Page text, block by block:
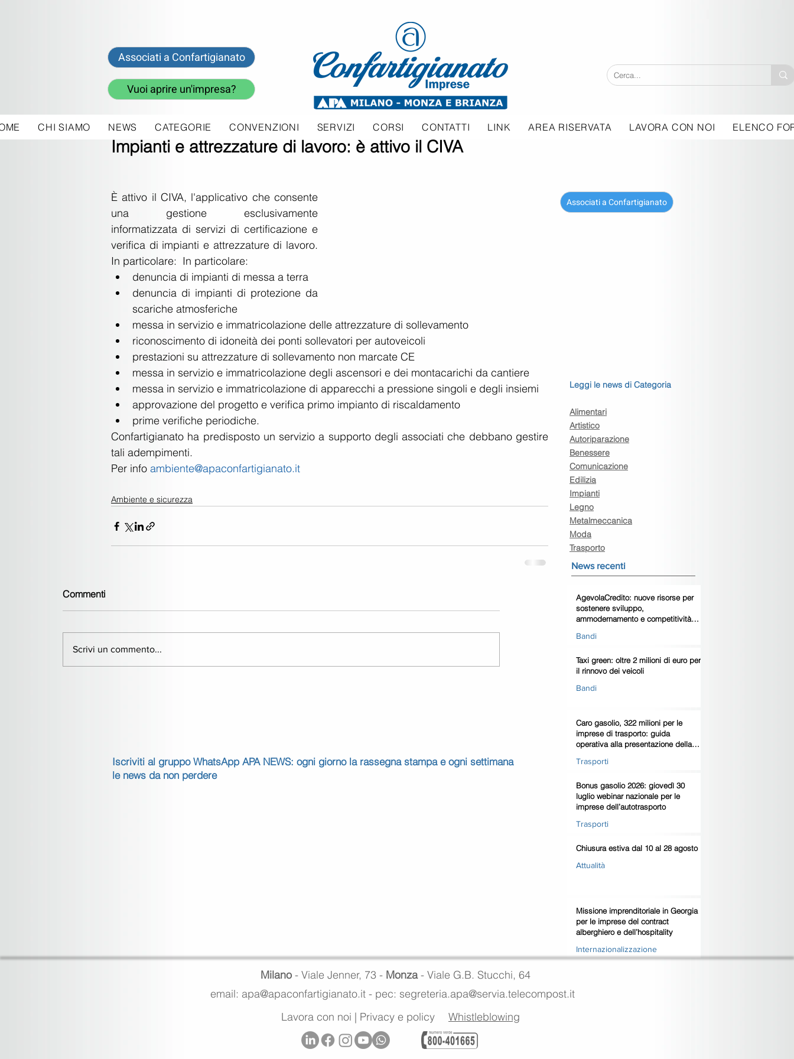
Associati a Confartigianato
Vuoi aprire un'impresa?
CHI SIAMO NEWS CATEGORIE CONVENZIONI SERVIZI CORSI CONTATTI LINK AREA RISERVATA LAVORA CON NOI ELENCO
Impianti e attrezzature di lavoro: è attivo il CIVA
10 lug 2019
È attivo il CIVA, l'applicativo che consente
una gestione esclusivamente
informatizzata di servizi di certificazione e
verifica di impianti e attrezzature di lavoro.
In particolare:  In particolare:
denuncia di impianti di messa a terra
denuncia di impianti di protezione da
scariche atmosferiche
messa in servizio e immatricolazione delle attrezzature di sollevamento
riconoscimento di idoneità dei ponti sollevatori per autoveicoli
prestazioni su attrezzature di sollevamento non marcate CE
messa in servizio e immatricolazione degli ascensori e dei montacarichi da cantiere
messa in servizio e immatricolazione di apparecchi a pressione singoli e degli insiemi
approvazione del progetto e verifica primo impianto di riscaldamento
prime verifiche periodiche.
Confartigianato ha predisposto un servizio a supporto degli associati che debbano gestire
tali adempimenti.
Per info ambiente@apaconfartigianato.it
Ambiente e sicurezza
Commenti
Scrivi un commento...
Leggi le news di Categoria
Alimentari
Artistico
Autoriparazione
Benessere
Comunicazione
Edilizia
Impianti
Legno
Metalmeccanica
Moda
Trasporto
News recenti
AgevolaCredito: nuove risorse per
sostenere sviluppo,
ammodernamento e competitività
Bandi
Taxi green: oltre 2 milioni di euro per
il rinnovo dei veicoli
Bandi
Caro gasolio, 322 milioni per le
imprese di trasporto: guida
operativa alla presentazione della
Trasporti
Bonus gasolio 2026: giovedì 30
luglio webinar nazionale per le
imprese dell’autotrasporto
Trasporti
Chiusura estiva dal 10 al 28 agosto
Attualità
Missione imprenditoriale in Georgia
per le imprese del contract
alberghiero e dell’hospitality
Internazionalizzazione
Iscriviti al gruppo WhatsApp APA NEWS: ogni giorno la rassegna stampa e ogni settimana
le news da non perdere
Associati a Confartigianato
Milano - Viale Jenner, 73 - Monza- Viale G.B. Stucchi, 64
email: apa@apaconfartigianato.it - pec: segreteria.apa@servia.telecompost.it
Lavora con noi | Privacy e policy Whistleblowing